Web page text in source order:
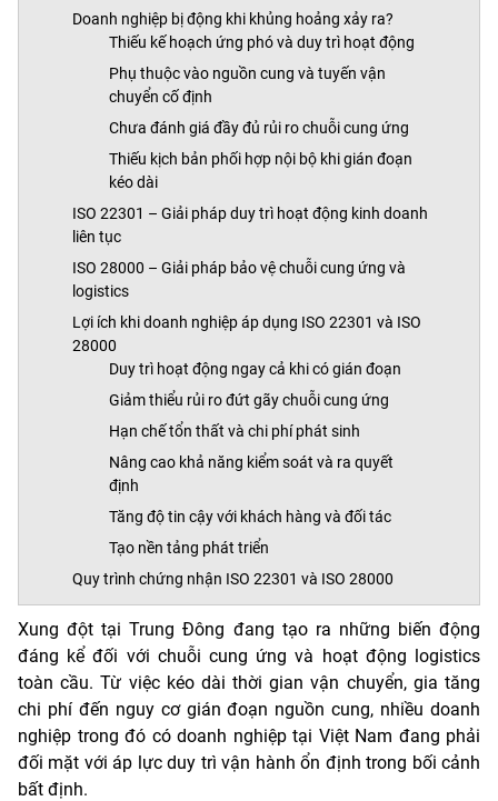
Doanh nghiệp bị động khi khủng hoảng xảy ra?
Thiếu kế hoạch ứng phó và duy trì hoạt động
Phụ thuộc vào nguồn cung và tuyến vận
chuyển cố định
Chưa đánh giá đầy đủ rủi ro chuỗi cung ứng
Thiếu kịch bản phối hợp nội bộ khi gián đoạn
kéo dài
ISO 22301 – Giải pháp duy trì hoạt động kinh doanh
liên tục
ISO 28000 – Giải pháp bảo vệ chuỗi cung ứng và
logistics
Lợi ích khi doanh nghiệp áp dụng ISO 22301 và ISO
28000
Duy trì hoạt động ngay cả khi có gián đoạn
Giảm thiểu rủi ro đứt gãy chuỗi cung ứng
Hạn chế tổn thất và chi phí phát sinh
Nâng cao khả năng kiểm soát và ra quyết
định
Tăng độ tin cậy với khách hàng và đối tác
Tạo nền tảng phát triển
Quy trình chứng nhận ISO 22301 và ISO 28000
Xung đột tại Trung Đông đang tạo ra những biến động
đáng kể đối với chuỗi cung ứng và hoạt động logistics
toàn cầu. Từ việc kéo dài thời gian vận chuyển, gia tăng
chi phí đến nguy cơ gián đoạn nguồn cung, nhiều doanh
nghiệp trong đó có doanh nghiệp tại Việt Nam đang phải
đối mặt với áp lực duy trì vận hành ổn định trong bối cảnh
bất định.